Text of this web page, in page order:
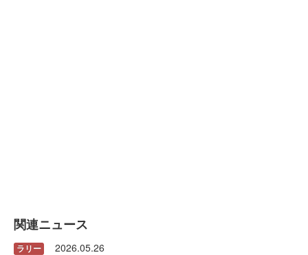
関連ニュース
ラリー
2026.05.26